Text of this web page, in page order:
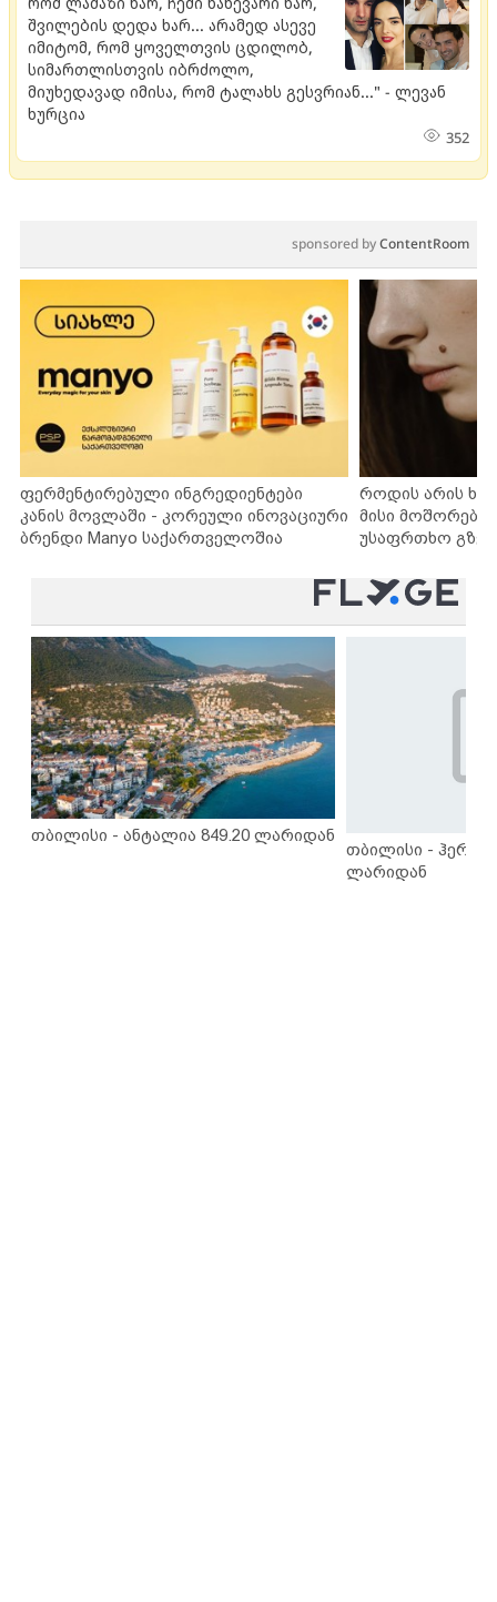
შვილების დედა ხარ... არამედ ასევე
იმიტომ, რომ ყოველთვის ცდილობ,
სიმართლისთვის იბრძოლო,
მიუხედავად იმისა, რომ ტალახს გესვრიან..." - ლევან
ხურცია
352
sponsored byContentRoom
ფერმენტირებული ინგრედიენტები
კანის მოვლაში - კორეული ინოვაციური
ბრენდი Manyo საქართველოშია
როდის არის
მისი
უსაფრთხო
თბილისი - ანტალია 849.20 ლარიდან
თბილისი -
ლარიდან